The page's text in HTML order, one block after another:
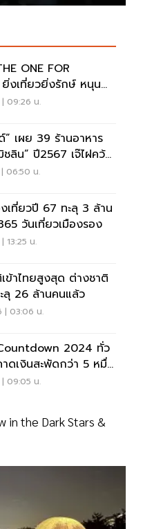
ONE FOR
ยิ่งเที่ยวยิ่งรักษ์ หนุน
งยืน
| 09:26 น.
” เผย 39 ร้านอาหาร
ชลิน” ปี2567 เจ๊ไฝคว้า
| 06:50 น.
เที่ยวปี 67 ทะลุ 3 ล้าน
วันเที่ยวเมืองรอง
13:25 น.
ข้าไทยสูงสุด ต่างชาติ
ลุ 26 ล้านคนแล้ว
| 03:06 น.
2024 ทั่ว
ดเงินสะพัดกว่า 5 หมื่น
| 09:05 น.
in the Dark Stars &